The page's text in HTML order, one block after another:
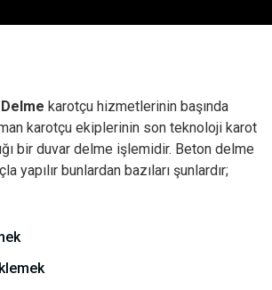
karotçu hizmetlerinin başında
karotçu ekiplerinin son teknoloji karot
bir duvar delme işlemidir. Beton delme
yapılır bunlardan bazıları şunlardır;